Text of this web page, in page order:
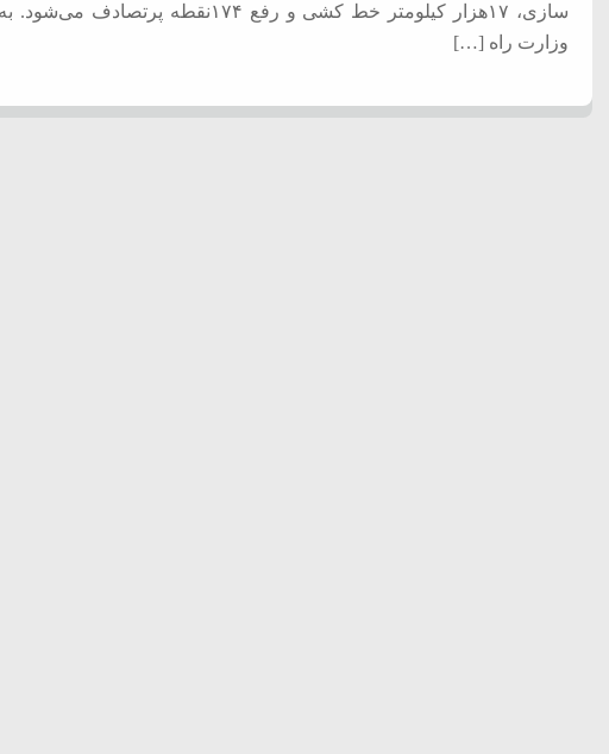
سازی، ۱۷هزار کیلومتر خط کشی و رفع
وزارت راه […]